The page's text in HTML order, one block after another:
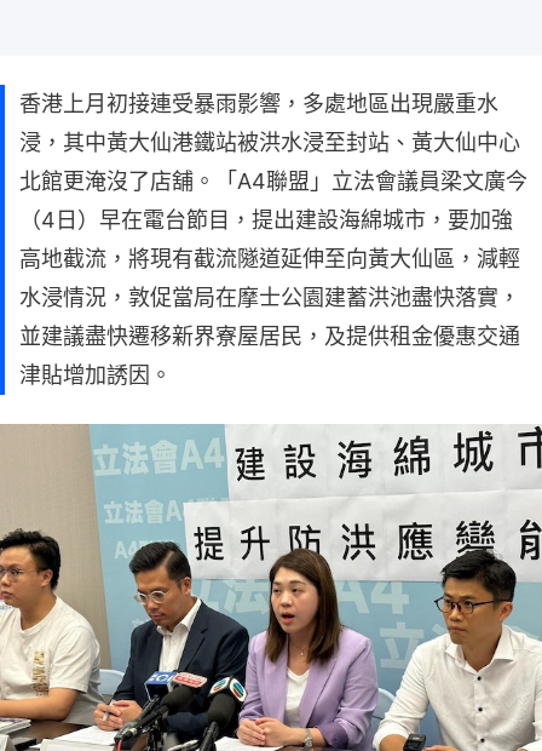
香港上月初接連受暴雨影響，多處地區出現嚴重水
浸，其中黃大仙港鐵站被洪水浸至封站、黃大仙中心
北館更淹沒了店舖。「A4聯盟」立法會議員梁文廣今
（4日）早在電台節目，提出建設海綿城市，要加強
高地截流，將現有截流隧道延伸至向黃大仙區，減輕
水浸情況，敦促當局在摩士公園建蓄洪池盡快落實，
並建議盡快遷移新界寮屋居民，及提供租金優惠交通
津貼增加誘因。